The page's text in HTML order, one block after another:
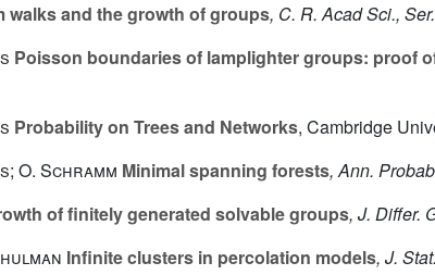
walks and the growth of groups, C. R. Acad Sci.,
Poisson boundaries of lamplighter groups: proof
Probability on Trees and Networks, Cambridge
O. Schramm Minimal spanning forests, Ann.
of finitely generated solvable groups, J. Differ.
Infinite clusters in percolation models, J.